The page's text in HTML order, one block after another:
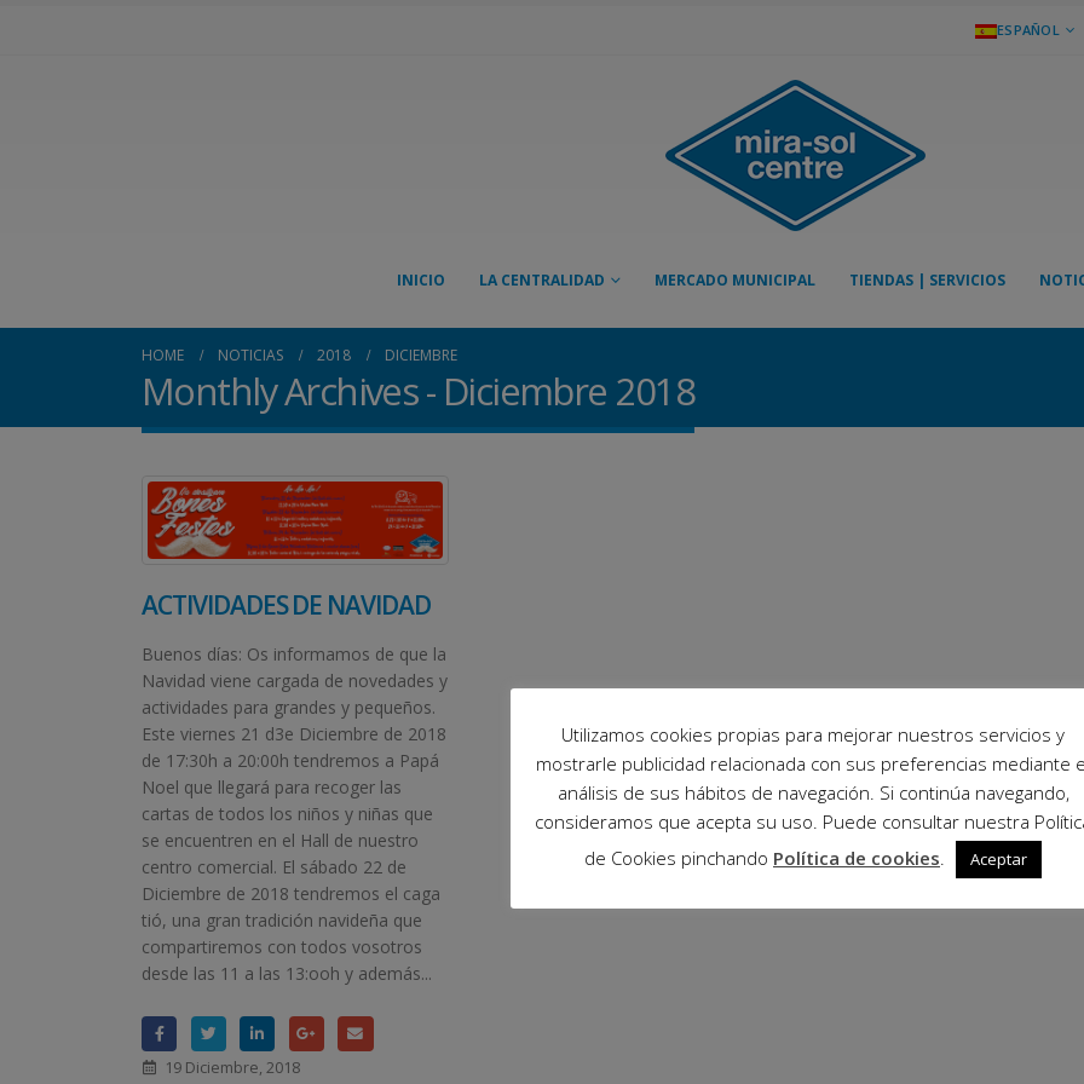
ESPAÑOL
INICIO LA CENTRALIDAD MERCADO MUNICIPAL TIENDAS | SERVICIOS
HOME NOTICIAS 2018 DICIEMBRE
Monthly Archives - Diciembre 2018
ACTIVIDADES DE NAVIDAD
Buenos días: Os informamos de que la
Navidad viene cargada de novedades y
actividades para grandes y pequeños.
Este viernes 21 d3e Diciembre de 2018
de 17:30h a 20:00h tendremos a Papá
Noel que llegará para recoger las
cartas de todos los niños y niñas que
se encuentren en el Hall de nuestro
centro comercial. El sábado 22 de
Diciembre de 2018 tendremos el caga
tió, una gran tradición navideña que
compartiremos con todos vosotros
desde las 11 a las 13:ooh y además...
19 Diciembre, 2018
Utilizamos cookies propias para mejorar nuestros servicios y
mostrarle publicidad relacionada con sus preferencias mediante
análisis de sus hábitos de navegación. Si continúa navegando,
consideramos que acepta su uso. Puede consultar nuestra
de Cookies pinchando Política de cookies Aceptar